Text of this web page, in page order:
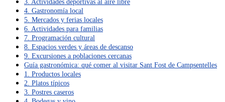
3. Actividades deportivas al aire libre
4. Gastronomía local
5. Mercados y ferias locales
6. Actividades para familias
7. Programación cultural
8. Espacios verdes y áreas de descanso
9. Excursiones a poblaciones cercanas
Guía gastronómica: qué comer al visitar Sant Fost de Campsentelles
1. Productos locales
2. Platos típicos
3. Postres caseros